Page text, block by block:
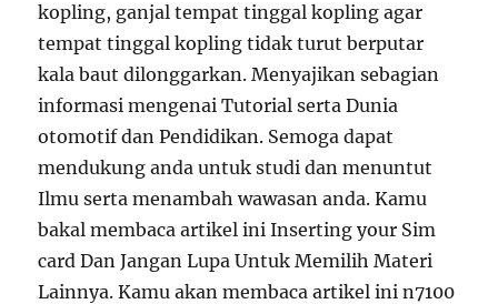
kopling, ganjal tempat tinggal kopling agar
tempat tinggal kopling tidak turut berputar
kala baut dilonggarkan. Menyajikan sebagian
informasi mengenai Tutorial serta Dunia
otomotif dan Pendidikan. Semoga dapat
mendukung anda untuk studi dan menuntut
Ilmu serta menambah wawasan anda. Kamu
bakal membaca artikel ini Inserting your Sim
card Dan Jangan Lupa Untuk Memilih Materi
Lainnya. Kamu akan membaca artikel ini n7100